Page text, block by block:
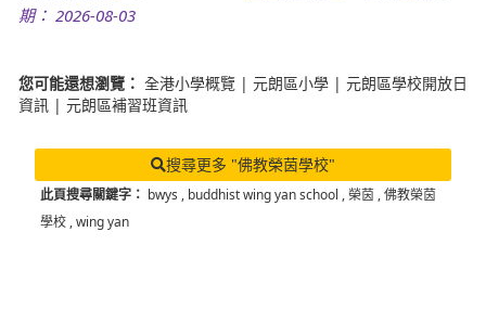
期： 2026-08-03
您可能還想瀏覽： 全港小學概覽 | 元朗區小學 | 元朗區學校開放日
資訊 | 元朗區補習班資訊
搜尋更多 "佛教榮茵學校"
此頁搜尋關鍵字： bwys , buddhist wing yan school ,榮茵 ,佛教榮茵
學校 ,wing yan